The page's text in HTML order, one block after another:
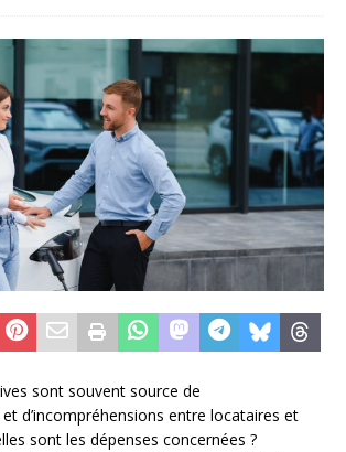
sont souvent source de
d’incompréhensions entre locataires et
sont les dépenses concernées ?